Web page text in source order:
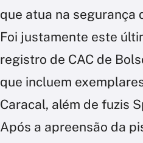
que atua na segurança
Foi justamente este
registro de CAC de
que incluem
Caracal, além de fuzis
Após a apreensão da